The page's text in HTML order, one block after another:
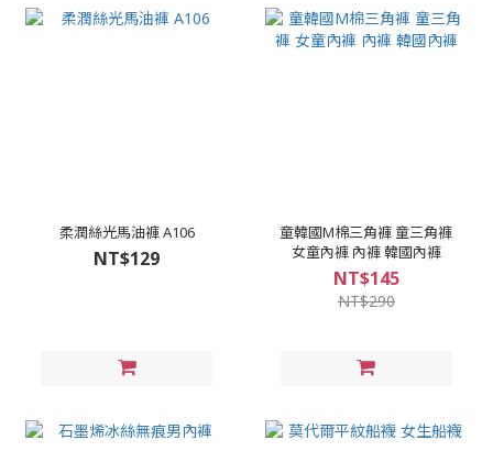
柔潤絲光馬油褲 A106
NT$129
童韓國M棉三角褲 童三角褲
女童內褲 內褲 韓國內褲
NT$145
NT$290